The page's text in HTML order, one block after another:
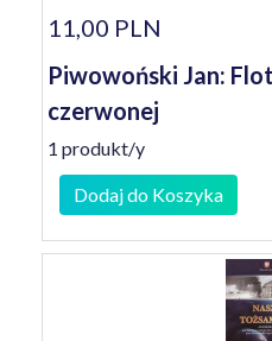
11,00 PLN
Piwowoński Jan:
czerwonej
1 produkt/y
Dodaj do Koszyka